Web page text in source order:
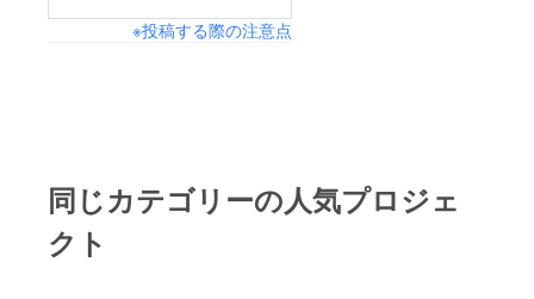
※投稿する際の注意点
同じカテゴリーの人気プロジェ
クト